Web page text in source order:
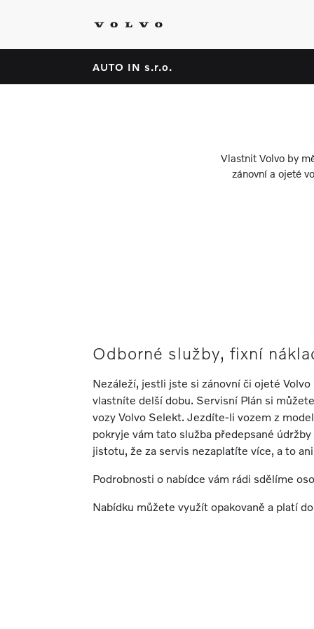
AUTO IN s.r.o.
Vlastnit Volvo by
zánovní a ojeté
Odborné služby, fixní
Nezáleží, jestli jste si zánovní či ojeté
vlastníte delší dobu. Servisní Plán si
vozy Volvo Selekt. Jezdíte-li vozem z
pokryje vám tato služba předepsané
jistotu, že za servis nezaplatíte více, a to
Podrobnosti o nabídce vám rádi sdělíme
Nabídku můžete využít opakovaně a platí